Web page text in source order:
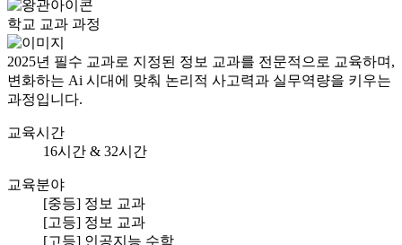
학교 교과 과정
2025년 필수 교과로 지정된 정보 교과를 전문적으로 교육하며,
변화하는 Ai 시대에 맞춰 논리적 사고력과 실무역량을 키우는
과정입니다.
교육시간
16시간 & 32시간
교육분야
[중등] 정보 교과
[고등] 정보 교과
[고등] 인공지능 수학